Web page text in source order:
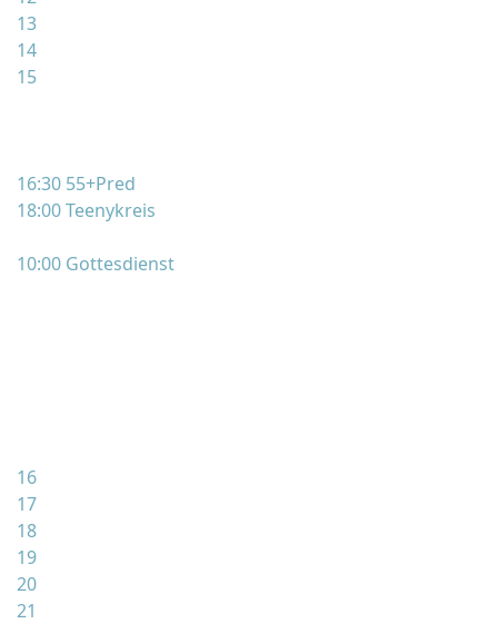
13
14
15
16:30 55+Pred
18:00 Teenykreis
10:00 Gottesdienst
16
17
18
19
20
21